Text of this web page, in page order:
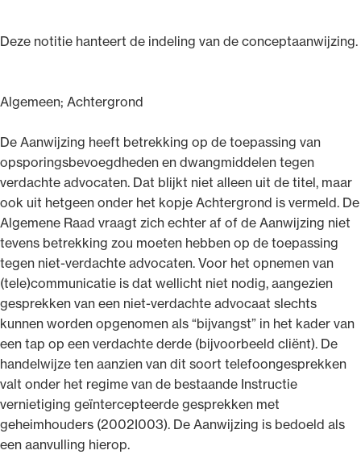
Deze notitie hanteert de indeling van de conceptaanwijzing.
Algemeen; Achtergrond
De Aanwijzing heeft betrekking op de toepassing van
opsporingsbevoegdheden en dwangmiddelen tegen
verdachte advocaten. Dat blijkt niet alleen uit de titel, maar
ook uit hetgeen onder het kopje Achtergrond is vermeld. De
Algemene Raad vraagt zich echter af of de Aanwijzing niet
tevens betrekking zou moeten hebben op de toepassing
tegen niet-verdachte advocaten. Voor het opnemen van
(tele)communicatie is dat wellicht niet nodig, aangezien
gesprekken van een niet-verdachte advocaat slechts
kunnen worden opgenomen als “bijvangst” in het kader van
een tap op een verdachte derde (bijvoorbeeld cliënt). De
handelwijze ten aanzien van dit soort telefoongesprekken
valt onder het regime van de bestaande Instructie
vernietiging geïntercepteerde gesprekken met
geheimhouders (2002I003). De Aanwijzing is bedoeld als
een aanvulling hierop.